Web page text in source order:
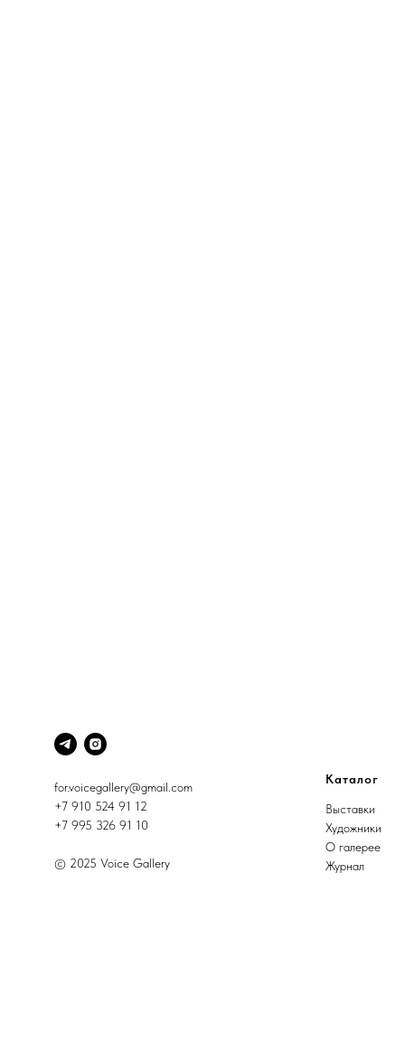
for.voicegallery@gmail.com
+7 910 524 91 12
+7 995 326 91 10
© 2025 Voice Gallery
Каталог
Выставки
Художники
О галерее
Журнал